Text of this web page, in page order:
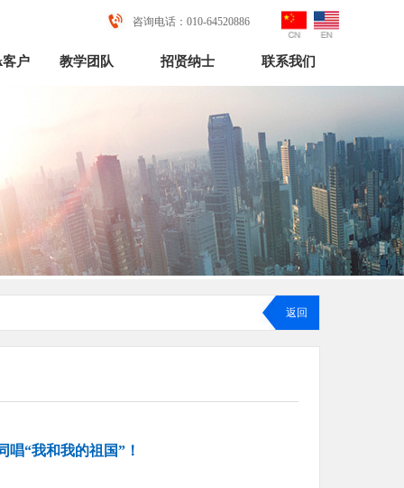
咨询电话：010-64520886
户 教学团队 招贤纳士 联系我们
返回
唱“我和我的祖国”！